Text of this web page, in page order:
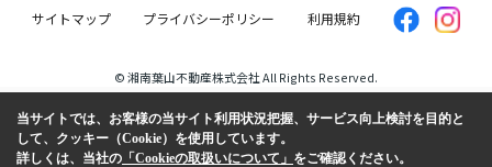
サイトマップ プライバシーポリシー 利用規約
© 湘南葉山不動産株式会社 All Rights Reserved.
当サイトでは、お客様の当サイト利用状況把握、サービス向上検討を目的と
して、クッキー（Cookie）を使用しています。
詳しくは、当社の 「Cookieの取扱いについて」 をご確認ください。